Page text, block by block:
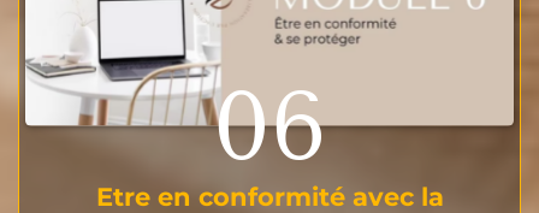
06
Etre en conformité avec la